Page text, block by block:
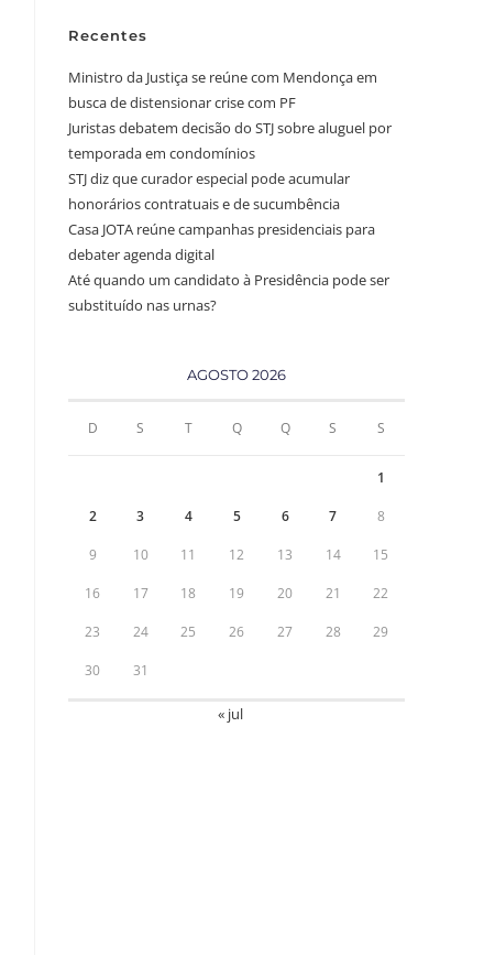
Recentes
Ministro da Justiça se reúne com Mendonça em
busca de distensionar crise com PF
Juristas debatem decisão do STJ sobre aluguel por
temporada em condomínios
STJ diz que curador especial pode acumular
honorários contratuais e de sucumbência
Casa JOTA reúne campanhas presidenciais para
debater agenda digital
Até quando um candidato à Presidência pode ser
substituído nas urnas?
AGOSTO 2026
D S T Q Q S S
1
2 3 4 5 6 7 8
9 10 11 12 13 14 15
16 17 18 19 20 21 22
23 24 25 26 27 28 29
30 31
« jul